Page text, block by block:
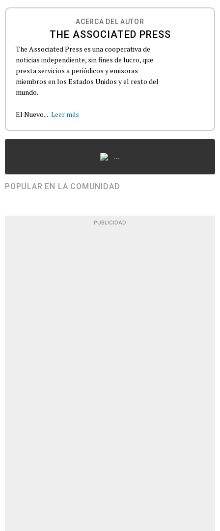
ACERCA DEL AUTOR
THE ASSOCIATED PRESS
The Associated Press es una cooperativa de
noticias independiente, sin fines de lucro, que
presta servicios a periódicos y emisoras
miembros en los Estados Unidos y el resto del
mundo.
El Nuevo... Leer más
...
POPULAR EN LA COMUNIDAD
PUBLICIDAD